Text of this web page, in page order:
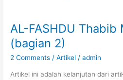
AL-FASHDU Thabib
(bagian 2)
2 Comments /Artikel /admin
Artikel ini adalah kelanjutan dari